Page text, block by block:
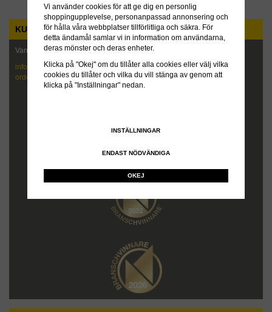
KUNDTJÄNST
Varmt välkommen att kontakta oss!
info@maskindack.se
order@maskindack.se
Vi använder cookies för att ge dig en personlig
shoppingupplevelse, personanpassad annonsering och
för hålla våra webbplatser tillförlitliga och säkra. För
detta ändamål samlar vi in information om användarna,
deras mönster och deras enheter.
Klicka på "Okej" om du tillåter alla cookies eller välj vilka
cookies du tillåter och vilka du vill stänga av genom att
klicka på "Inställningar" nedan.
INSTÄLLNINGAR
ENDAST NÖDVÄNDIGA
OKEJ